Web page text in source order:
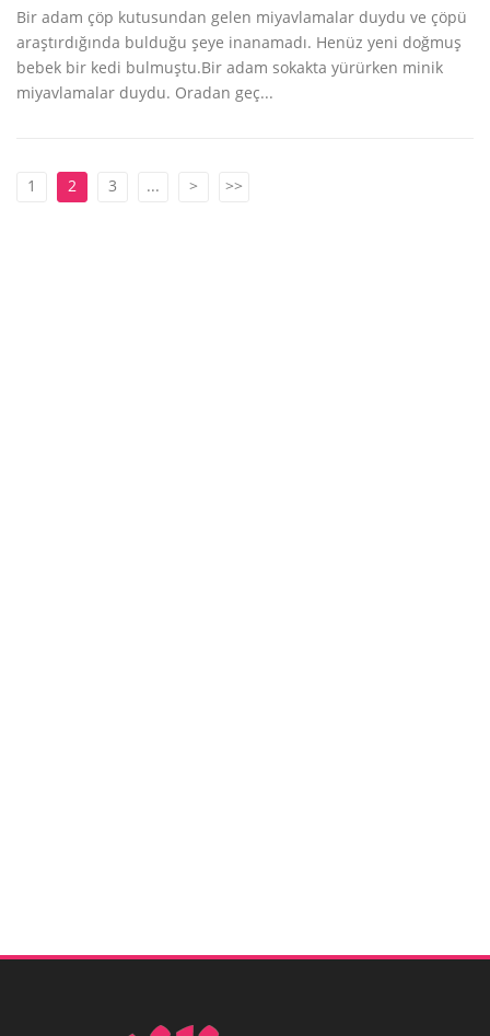
Bir adam çöp kutusundan gelen miyavlamalar duydu ve çöpü
araştırdığında bulduğu şeye inanamadı. Henüz yeni doğmuş
bebek bir kedi bulmuştu.Bir adam sokakta yürürken minik
miyavlamalar duydu. Oradan geç...
1 2 3 ... > >>